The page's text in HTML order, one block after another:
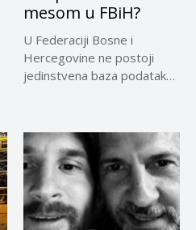
mesom u FBiH?
U Federaciji Bosne i
Hercegovine ne postoji
jedinstvena baza podataka